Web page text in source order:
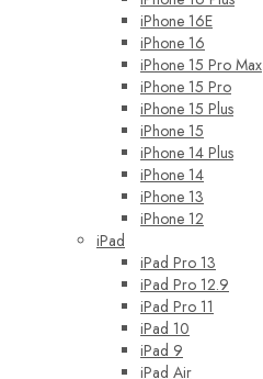
iPhone 16E
iPhone 16
iPhone 15 Pro Max
iPhone 15 Pro
iPhone 15 Plus
iPhone 15
iPhone 14 Plus
iPhone 14
iPhone 13
iPhone 12
iPad
iPad Pro 13
iPad Pro 12.9
iPad Pro 11
iPad 10
iPad 9
iPad Air